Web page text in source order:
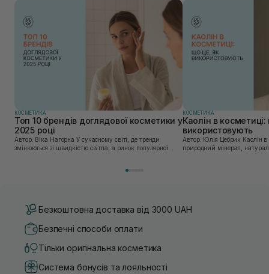
КОСМЕТИКА
Топ 10 брендів доглядової косметики у
2025 році
Автор: Віка Нагорна У сучасному світі, де тренди
змінюються зі швидкістю світла, а ринок популярної
КОСМЕТИКА
Каолін в
використовують
Автор: Юлія Цебрик Каолін в косметології – це
природний мінерал,
Безкоштовна доставка від 3000 UAH
Безпечні способи оплати
Тільки оригінальна косметика
Система бонусів та лояльності